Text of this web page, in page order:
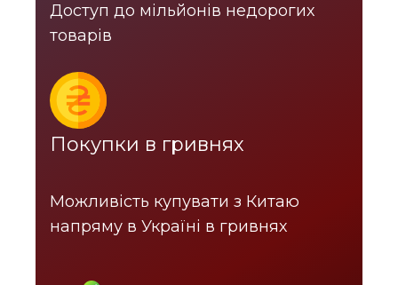
Доступ до мільйонів недорогих
товарів
Покупки в гривнях
Можливість купувати з Китаю
напряму в Україні в гривнях